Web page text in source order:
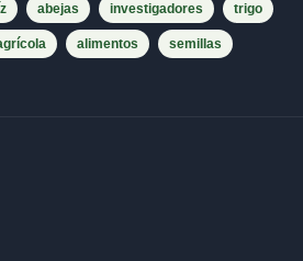
abejas investigadores trigo
alimentos semillas